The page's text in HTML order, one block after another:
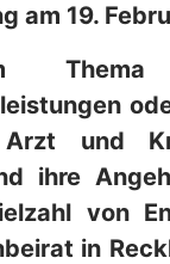
am 19.
Thema
Arzt und
ihre
von
in